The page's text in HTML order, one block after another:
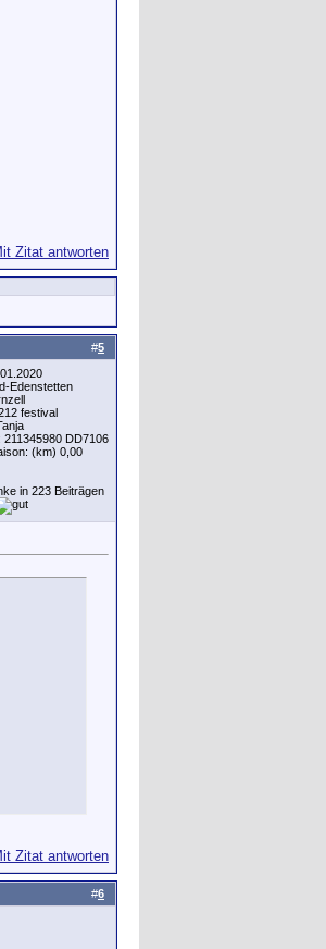
#5
Edenstetten
festival
211345980 DD7106
(km) 0,00
in 223 Beiträgen
#6